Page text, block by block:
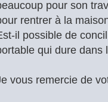
pour son
rentrer à la
il possible de
qui dure dans
vous remercie de